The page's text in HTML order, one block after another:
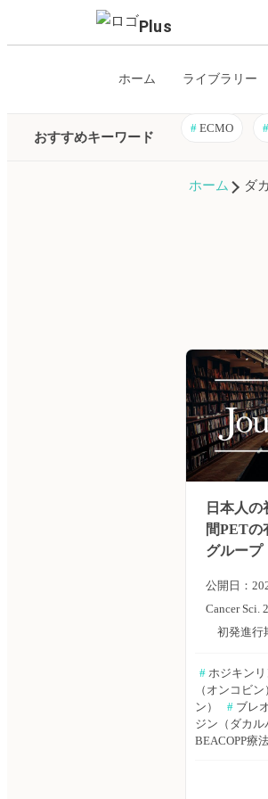
Plus
ホーム ライブラリー
おすすめキーワード
# ECMO #
ホーム ダ
日本人
間PETの
グループ
公開日：
Cancer Sci.
初発進行
を評価した
の解析結
茂氏らが報
イン版
16〜60歳
本人患者
# ホジキンリ
（オンコビン
ン）
# ブレ
ジン（ダカル
BEACOPP療